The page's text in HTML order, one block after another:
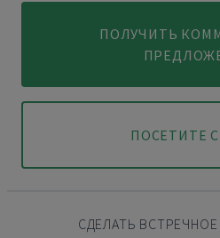
ПОЛУЧИТЬ
ПОСЕТИТЕ
СДЕЛАТЬ